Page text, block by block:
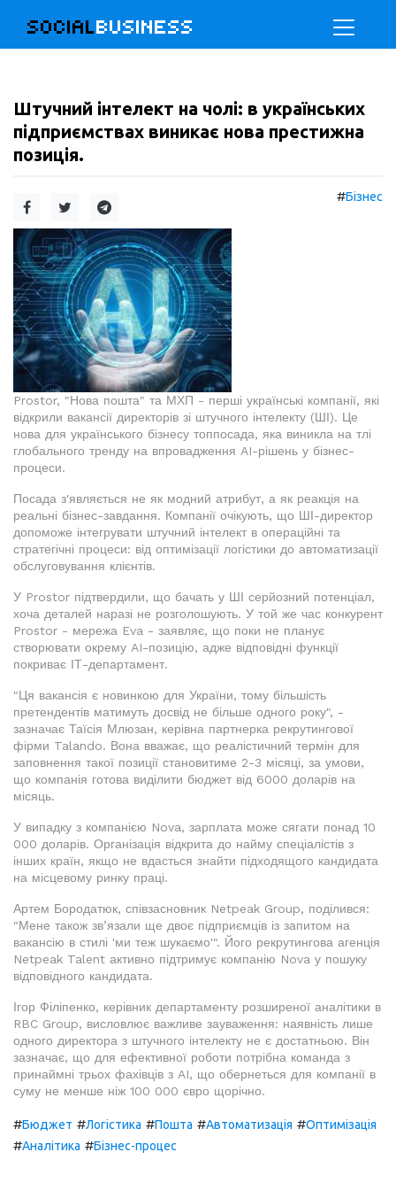
SOCIALBUSINESS
Штучний інтелект на чолі: в українських
підприємствах виникає нова престижна
позиція.
#Бізнес
Prostor, "Нова пошта" та МХП - перші українські компанії, які
відкрили вакансії директорів зі штучного інтелекту (ШІ). Це
нова для українського бізнесу топпосада, яка виникла на тлі
глобального тренду на впровадження AI-рішень у бізнес-
процеси.
Посада з'являється не як модний атрибут, а як реакція на
реальні бізнес-завдання. Компанії очікують, що ШІ-директор
допоможе інтегрувати штучний інтелект в операційні та
стратегічні процеси: від оптимізації логістики до автоматизації
обслуговування клієнтів.
У Prostor підтвердили, що бачать у ШІ серйозний потенціал,
хоча деталей наразі не розголошують. У той же час конкурент
Prostor - мережа Eva - заявляє, що поки не планує
створювати окрему AI-позицію, адже відповідні функції
покриває ІТ-департамент.
"Ця вакансія є новинкою для України, тому більшість
претендентів матимуть досвід не більше одного року", -
зазначає Таїсія Млюзан, керівна партнерка рекрутингової
фірми Talando. Вона вважає, що реалістичний термін для
заповнення такої позиції становитиме 2-3 місяці, за умови,
що компанія готова виділити бюджет від 6000 доларів на
місяць.
У випадку з компанією Nova, зарплата може сягати понад 10
000 доларів. Організація відкрита до найму спеціалістів з
інших країн, якщо не вдасться знайти підходящого кандидата
на місцевому ринку праці.
Артем Бородатюк, співзасновник Netpeak Group, поділився:
"Мене також зв’язали ще двоє підприємців із запитом на
вакансію в стилі 'ми теж шукаємо'". Його рекрутингова агенція
Netpeak Talent активно підтримує компанію Nova у пошуку
відповідного кандидата.
Ігор Філіпенко, керівник департаменту розширеної аналітики в
RBC Group, висловлює важливе зауваження: наявність лише
одного директора з штучного інтелекту не є достатньою. Він
зазначає, що для ефективної роботи потрібна команда з
принаймні трьох фахівців з AI, що обернеться для компанії в
суму не менше ніж 100 000 євро щорічно.
#Бюджет #Логістика #Пошта #Автоматизація #Оптимізація
#Аналітика #Бізнес-процес